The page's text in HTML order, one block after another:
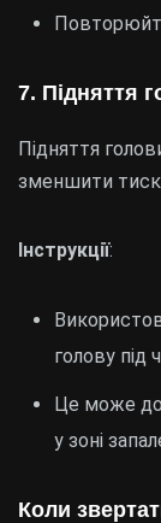
7. Підняття
Підняття
зменшити тиск
Інструкції:
голову під
Це може
у зоні
Коли